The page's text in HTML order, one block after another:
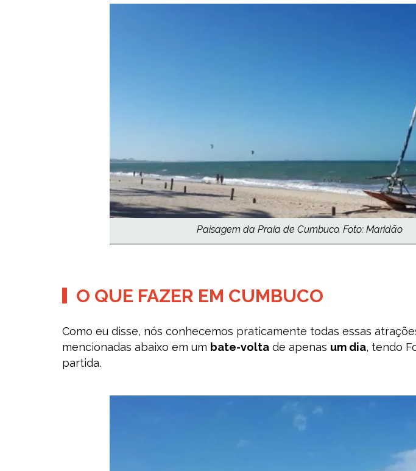
Paisagem da Praia de Cumbuco. Foto: Maridão
O QUE FAZER EM CUMBUCO
Como eu disse, nós conhecemos praticamente todas essas
mencionadas abaixo em um bate-volta de apenas um dia, tendo
partida.